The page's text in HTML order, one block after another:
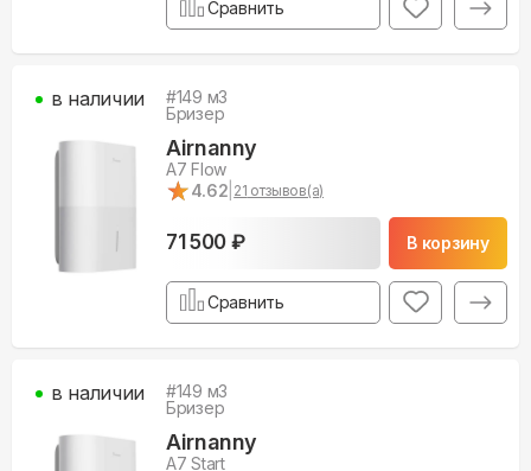
Сравнить
#149 м3
Бризер
Airnanny
A7 Flow
★
★4.62 21 отзывов(а)
71 500 ₽ В корзину
в наличии
Сравнить
#149 м3
Бризер
Airnanny
A7 Start
в наличии